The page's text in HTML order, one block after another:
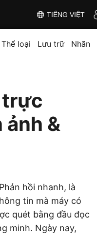
TIẾNG VIỆT
Thể loại Lưu trữ Nhãn
trực
ảnh &
hồi nhanh, là
tin mà máy có
quét bằng đầu đọc
minh. Ngày nay,